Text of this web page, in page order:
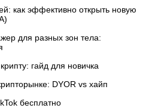
как эффективно открыть новую
для разных зон тела:
гайд для новичка
DYOR vs хайп
бесплатно